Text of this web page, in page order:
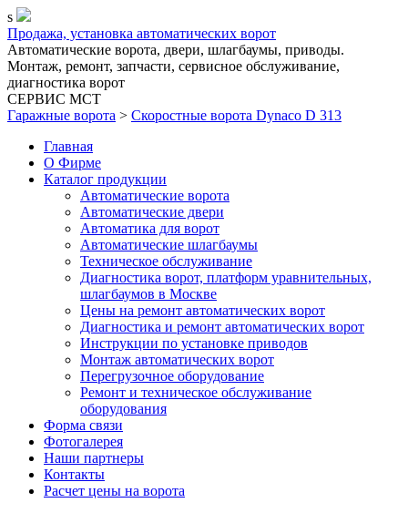
s
Продажа, установка автоматических ворот
Автоматические ворота, двери, шлагбаумы, приводы.
Монтаж, ремонт, запчасти, сервисное обслуживание,
диагностика ворот
СЕРВИС MCT
Гаражные ворота > Скоростные ворота Dynaco D 313
Главная
О Фирме
Каталог продукции
Автоматические ворота
Автоматические двери
Автоматика для ворот
Автоматические шлагбаумы
Техническое обслуживание
Диагностика ворот, платформ уравнительных,
шлагбаумов в Москве
Цены на ремонт автоматических ворот
Диагностика и ремонт автоматических ворот
Инструкции по установке приводов
Монтаж автоматических ворот
Перегрузочное оборудование
Ремонт и техническое обслуживание
оборудования
Форма связи
Фотогалерея
Наши партнеры
Контакты
Расчет цены на ворота